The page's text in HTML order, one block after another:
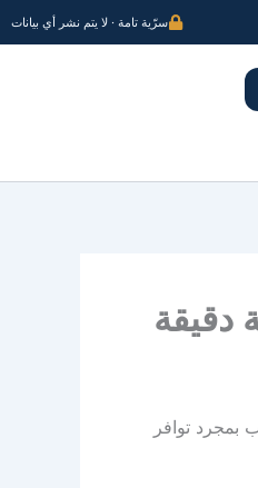
سرّية تامة · لا يتم نشر أي بيانات
دقيقة
بمجرد توافر